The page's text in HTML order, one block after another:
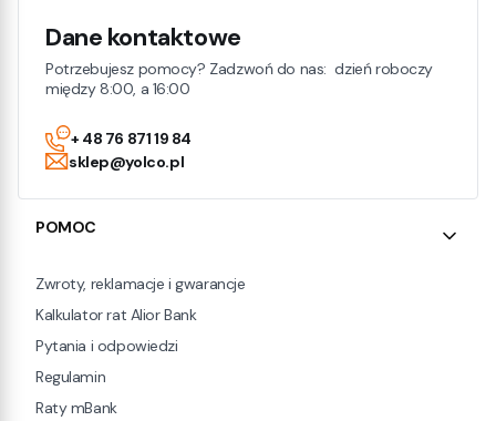
Dane kontaktowe
Potrzebujesz pomocy? Zadzwoń do nas: dzień roboczy
między 8:00, a 16:00
+ 48 76 871 19 84
sklep@yolco.pl
Linki w stopce
POMOC
Zwroty, reklamacje i gwarancje
Kalkulator rat Alior Bank
Pytania i odpowiedzi
Regulamin
Raty mBank